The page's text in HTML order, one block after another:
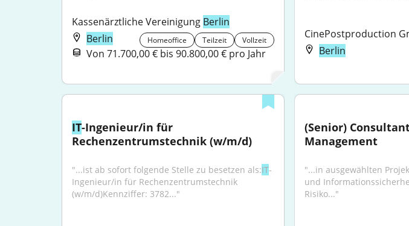
Kassenärztliche Vereinigung Berlin
Berlin
Homeoffice Teilzeit Vollzeit
Von 71.700,00 € bis 90.800,00 € pro Jahr
CinePostproduction
Berlin
IT-Ingenieur/in für
Rechenzentrumstechnik (w/m/d)
"...ist ab sofort folgende Stelle zu besetzen als:IT-
Ingenieur/in für Rechenzentrumstechnik
(w/m/d)Kennziffer: 3782..."
(Senior)
Management
"...in ausgewählten
und
Risiko..."